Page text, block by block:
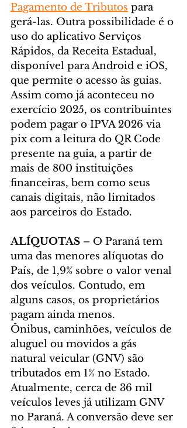
Pagamento de Tributos para
gerá-las. Outra possibilidade é o
uso do aplicativo Serviços
Rápidos, da Receita Estadual,
disponível para Android e iOS,
que permite o acesso às guias.
Assim como já aconteceu no
exercício 2025, os contribuintes
podem pagar o IPVA 2026 via
pix com a leitura do QR Code
presente na guia, a partir de
mais de 800 instituições
financeiras, bem como seus
canais digitais, não limitados
aos parceiros do Estado.
ALÍQUOTAS – O Paraná tem
uma das menores alíquotas do
País, de 1,9% sobre o valor venal
dos veículos. Contudo, em
alguns casos, os proprietários
pagam ainda menos.
Ônibus, caminhões, veículos de
aluguel ou movidos a gás
natural veicular (GNV) são
tributados em 1% no Estado.
Atualmente, cerca de 36 mil
veículos leves já utilizam GNV
no Paraná. A conversão deve ser